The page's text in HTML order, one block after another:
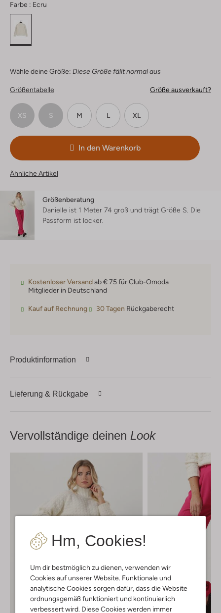
Hm, Cookies!
Um dir bestmöglich zu dienen, verwenden wir
Cookies auf unserer Website. Funktionale und
analytische Cookies sorgen dafür, dass die Website
ordnungsgemäß funktioniert und kontinuierlich
verbessert wird. Diese Cookies werden immer
Farbe : Ecru
Wähle deine Größe: Diese Größe fällt normal aus
Größentabelle Größe ausverkauft?
XS S M L XL
In den Warenkorb
Ähnliche Artikel
Größenberatung
Danielle ist 1 Meter 74 groß und trägt Größe S. Die
Passform ist locker
Kostenloser Versandab € 75 für Club-Omoda
Mitglieder in Deutschland
Kauf auf Rechnung 30 Tagen Rückgaberecht
Produktinformation
Lieferung & Rückgabe
Vervollständige deinen Look